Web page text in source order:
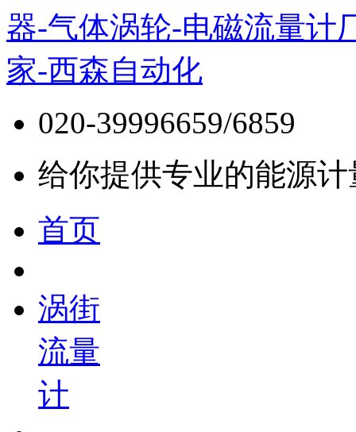
020-39996659/6859
给你提供专业的能源
首页
涡街
流量
计